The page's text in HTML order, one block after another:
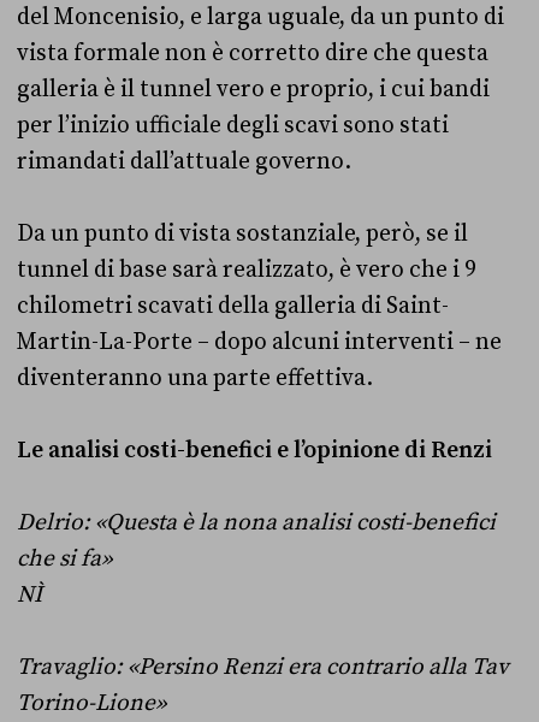
del Moncenisio, e larga uguale, da un punto di
vista formale non è corretto dire che questa
galleria è il tunnel vero e proprio, i cui bandi
per l’inizio ufficiale degli scavi sono stati
rimandati dall’attuale governo.
Da un punto di vista sostanziale, però, se il
tunnel di base sarà realizzato, è vero che i 9
chilometri scavati della galleria di Saint-
Martin-La-Porte – dopo alcuni interventi – ne
diventeranno una parte effettiva.
Le analisi costi-benefici e l’opinione di Renzi
Delrio: «Questa è la nona analisi costi-benefici
che si fa»
NÌ
Travaglio: «Persino Renzi era contrario alla Tav
Torino-Lione»